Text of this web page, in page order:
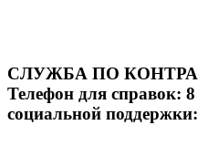
СЛУЖБА ПО
Телефон для справок:
социальной